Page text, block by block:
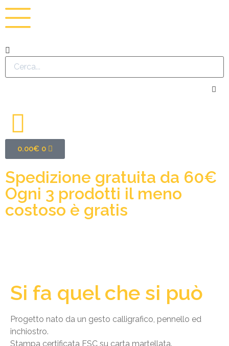
0.00€ 0
Spedizione gratuita da 60€
Ogni 3 prodotti il meno
costoso è gratis
Si fa quel che si può
Progetto nato da un gesto calligrafico, pennello ed
inchiostro.
Stampa certificata FSC su carta martellata.